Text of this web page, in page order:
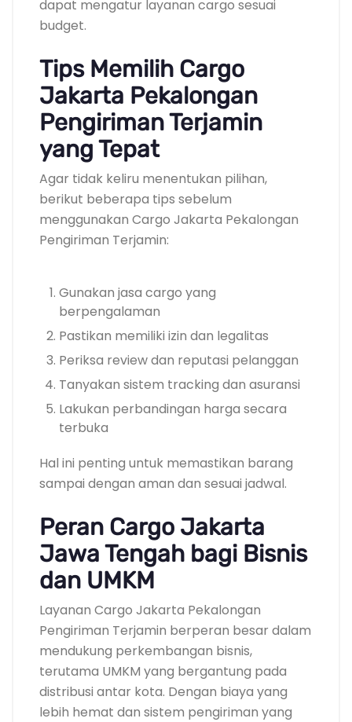
dapat mengatur layanan cargo sesuai
budget.
Tips Memilih Cargo
Jakarta Pekalongan
Pengiriman Terjamin
yang Tepat
Agar tidak keliru menentukan pilihan,
berikut beberapa tips sebelum
menggunakan Cargo Jakarta Pekalongan
Pengiriman Terjamin:
Gunakan jasa cargo yang
berpengalaman
Pastikan memiliki izin dan legalitas
Periksa review dan reputasi pelanggan
Tanyakan sistem tracking dan asuransi
Lakukan perbandingan harga secara
terbuka
Hal ini penting untuk memastikan barang
sampai dengan aman dan sesuai jadwal.
Peran Cargo Jakarta
Jawa Tengah bagi Bisnis
dan UMKM
Layanan Cargo Jakarta Pekalongan
Pengiriman Terjamin berperan besar dalam
mendukung perkembangan bisnis,
terutama UMKM yang bergantung pada
distribusi antar kota. Dengan biaya yang
lebih hemat dan sistem pengiriman yang